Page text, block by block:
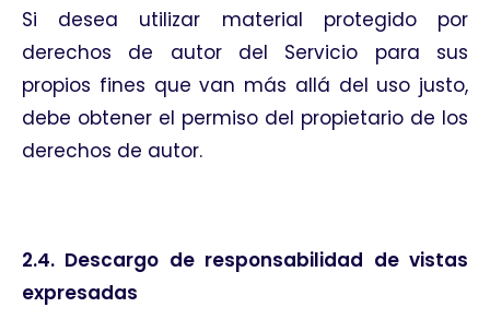
Si desea utilizar material protegido por
derechos de autor del Servicio para sus
propios fines que van más allá del uso justo,
debe obtener el permiso del propietario de los
derechos de autor.
2.4. Descargo de responsabilidad de vistas
expresadas